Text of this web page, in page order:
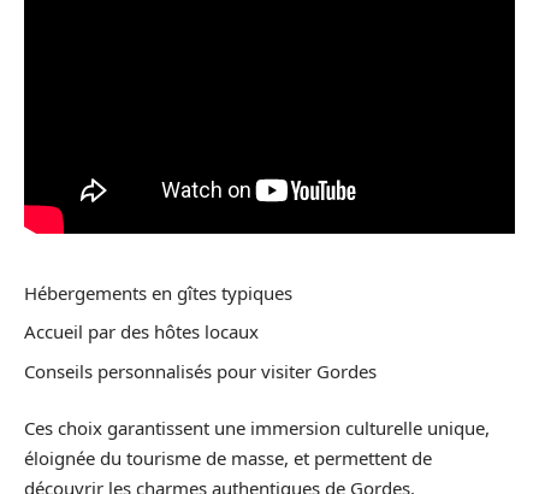
Hébergements en gîtes typiques
Accueil par des hôtes locaux
Conseils personnalisés pour visiter Gordes
Ces choix garantissent une immersion culturelle unique,
éloignée du tourisme de masse, et permettent de
découvrir les charmes authentiques de Gordes.